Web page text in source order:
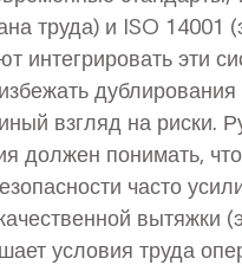
труда) и ISO 14001
интегрировать эти
взгляд на риски.
должен понимать,
часто
вытяжки
условия труда